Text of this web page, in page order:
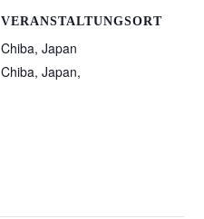
VERANSTALTUNGSORT
Chiba, Japan
Chiba, Japan,